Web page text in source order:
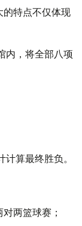
特点不仅体现
内，将全部八项
算最终胜负。
两篮球赛；